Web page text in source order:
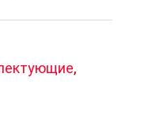
гораздо
и других
,